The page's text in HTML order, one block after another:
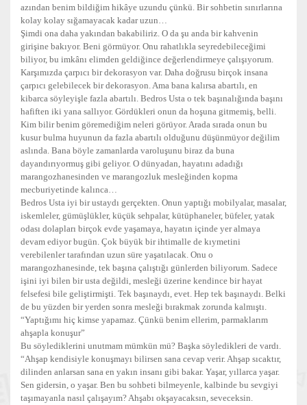
azından benim bildiğim hikâye uzundu çünkü. Bir sohbetin sınırlarına
kolay kolay sığamayacak kadar uzun…
Şimdi ona daha yakından bakabiliriz. O da şu anda bir kahvenin
girişine bakıyor. Beni görmüyor. Onu rahatlıkla seyredebileceğimi
biliyor, bu imkânı elimden geldiğince değerlendirmeye çalışıyorum.
Karşımızda çarpıcı bir dekorasyon var. Daha doğrusu birçok insana
çarpıcı gelebilecek bir dekorasyon. Ama bana kalırsa abartılı, en
kibarca söyleyişle fazla abartılı. Bedros Usta o tek başınalığında başını
hafiften iki yana sallıyor. Gördükleri onun da hoşuna gitmemiş, belli.
Kim bilir benim göremediğim neleri görüyor. Arada sırada onun bu
kusur bulma huyunun da fazla abartılı olduğunu düşünmüyor değilim
aslında. Bana böyle zamanlarda varoluşunu biraz da buna
dayandırıyormuş gibi geliyor. O dünyadan, hayatını adadığı
marangozhanesinden ve marangozluk mesleğinden kopma
mecburiyetinde kalınca…
Bedros Usta iyi bir ustaydı gerçekten. Onun yaptığı mobilyalar, masalar,
iskemleler, gümüşlükler, küçük sehpalar, kütüphaneler, büfeler, yatak
odası dolapları birçok evde yaşamaya, hayatın içinde yer almaya
devam ediyor bugün. Çok büyük bir ihtimalle de kıymetini
verebilenler tarafından uzun süre yaşatılacak. Onu o
marangozhanesinde, tek başına çalıştığı günlerden biliyorum. Sadece
işini iyi bilen bir usta değildi, mesleği üzerine kendince bir hayat
felsefesi bile geliştirmişti. Tek başınaydı, evet. Hep tek başınaydı. Belki
de bu yüzden bir yerden sonra mesleği bırakmak zorunda kalmıştı.
“Yaptığımı hiç kimse yapamaz. Çünkü benim ellerim, parmaklarım
ahşapla konuşur”
Bu söylediklerini unutmam mümkün mü? Başka söyledikleri de vardı.
“Ahşap kendisiyle konuşmayı bilirsen sana cevap verir. Ahşap sıcaktır,
dilinden anlarsan sana en yakın insanı gibi bakar. Yaşar, yıllarca yaşar.
Sen gidersin, o yaşar. Ben bu sohbeti bilmeyenle, kalbinde bu sevgiyi
taşımayanla nasıl çalışayım? Ahşabı okşayacaksın, seveceksin.